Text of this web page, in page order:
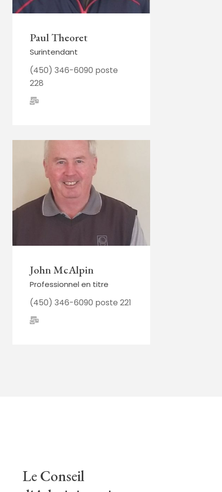
Paul Theoret
Surintendant
(450) 346-6090 poste
228
John McAlpin
Professionnel en titre
(450) 346-6090 poste 221
Le Conseil